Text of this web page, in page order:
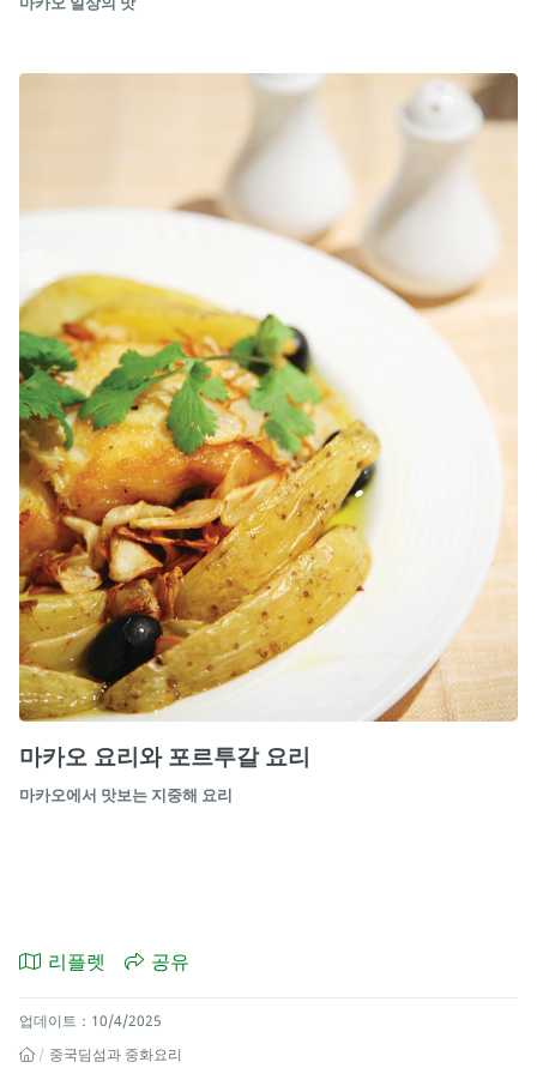
마카오 요리와 포르투갈 요리
마카오에서 맛보는 지중해 요리
리플렛 공유
업데이트：10/4/2025
중국딤섬과 중화요리